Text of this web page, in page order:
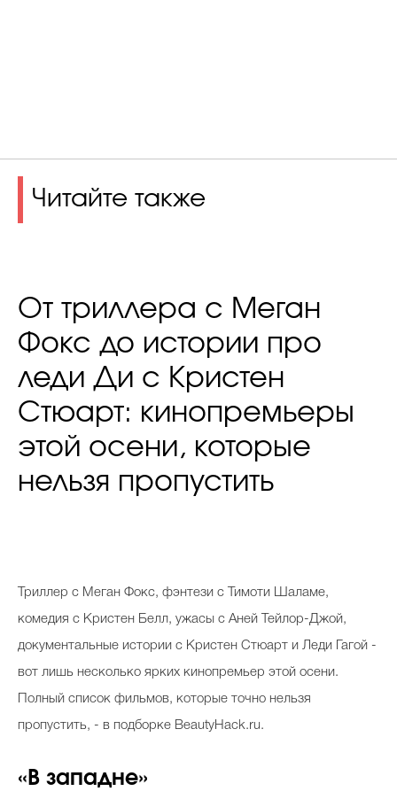
Читайте также
От триллера с Меган
Фокс до истории про
леди Ди с Кристен
Стюарт: кинопремьеры
этой осени, которые
нельзя пропустить
Триллер с Меган Фокс, фэнтези с Тимоти Шаламе,
комедия с Кристен Белл, ужасы с Аней Тейлор-Джой,
документальные истории с Кристен Стюарт и Леди Гагой -
вот лишь несколько ярких кинопремьер этой осени.
Полный список фильмов, которые точно нельзя
пропустить, - в подборке BeautyHack.ru.
«В западне»